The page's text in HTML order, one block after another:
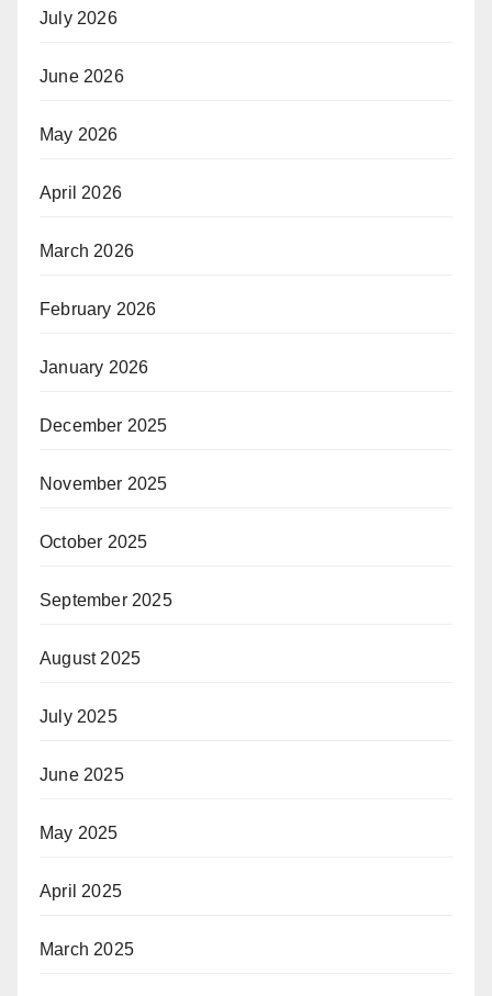
July 2026
June 2026
May 2026
April 2026
March 2026
February 2026
January 2026
December 2025
November 2025
October 2025
September 2025
August 2025
July 2025
June 2025
May 2025
April 2025
March 2025